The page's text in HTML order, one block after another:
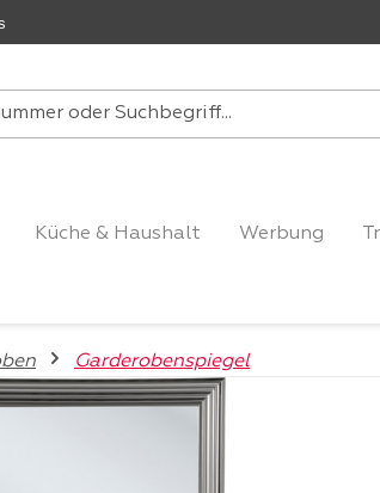
Küche & Haushalt Werbung
Garderobenspiegel